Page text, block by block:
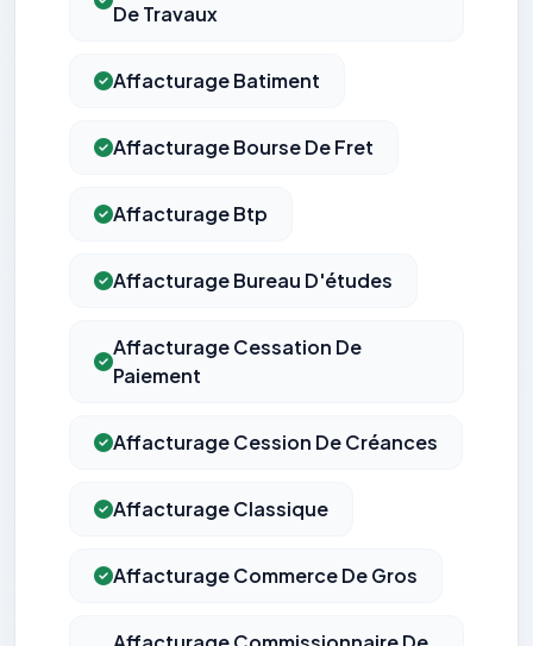
De Travaux
Affacturage Batiment
Affacturage Bourse De Fret
Affacturage Btp
Affacturage Bureau D'études
Affacturage Cessation De
Paiement
Affacturage Cession De Créances
Affacturage Classique
Affacturage Commerce De Gros